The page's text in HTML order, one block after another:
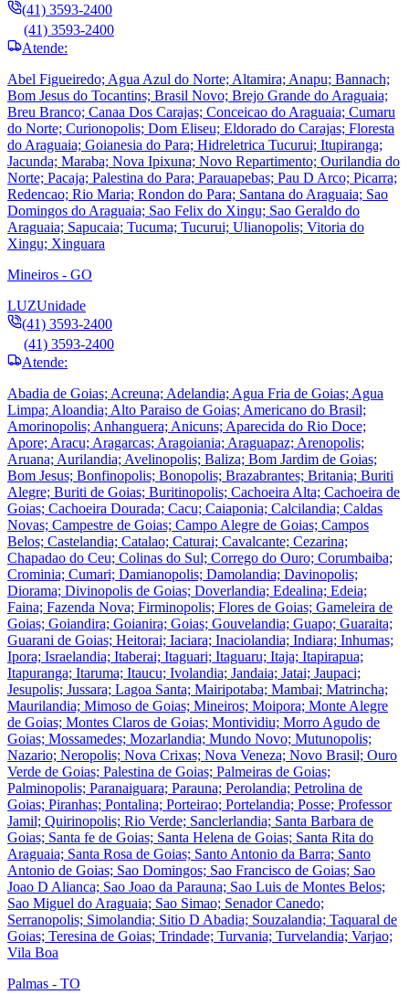
(41) 3593-2400
(41) 3593-2400
Atende:
Abel Figueiredo; Agua Azul do Norte; Altamira; Anapu; Bannach;
Bom Jesus do Tocantins; Brasil Novo; Brejo Grande do Araguaia;
Breu Branco; Canaa Dos Carajas; Conceicao do Araguaia; Cumaru
do Norte; Curionopolis; Dom Eliseu; Eldorado do Carajas; Floresta
do Araguaia; Goianesia do Para; Hidreletrica Tucurui; Itupiranga;
Jacunda; Maraba; Nova Ipixuna; Novo Repartimento; Ourilandia do
Norte; Pacaja; Palestina do Para; Parauapebas; Pau D Arco; Picarra;
Redencao; Rio Maria; Rondon do Para; Santana do Araguaia; Sao
Domingos do Araguaia; Sao Felix do Xingu; Sao Geraldo do
Araguaia; Sapucaia; Tucuma; Tucurui; Ulianopolis; Vitoria do
Xingu; Xinguara
Mineiros - GO
LUZUnidade
(41) 3593-2400
(41) 3593-2400
Atende:
Abadia de Goias; Acreuna; Adelandia; Agua Fria de Goias; Agua
Limpa; Aloandia; Alto Paraiso de Goias; Americano do Brasil;
Amorinopolis; Anhanguera; Anicuns; Aparecida do Rio Doce;
Apore; Aracu; Aragarcas; Aragoiania; Araguapaz; Arenopolis;
Aruana; Aurilandia; Avelinopolis; Baliza; Bom Jardim de Goias;
Bom Jesus; Bonfinopolis; Bonopolis; Brazabrantes; Britania; Buriti
Alegre; Buriti de Goias; Buritinopolis; Cachoeira Alta; Cachoeira de
Goias; Cachoeira Dourada; Cacu; Caiaponia; Calcilandia; Caldas
Novas; Campestre de Goias; Campo Alegre de Goias; Campos
Belos; Castelandia; Catalao; Caturai; Cavalcante; Cezarina;
Chapadao do Ceu; Colinas do Sul; Corrego do Ouro; Corumbaiba;
Crominia; Cumari; Damianopolis; Damolandia; Davinopolis;
Diorama; Divinopolis de Goias; Doverlandia; Edealina; Edeia;
Faina; Fazenda Nova; Firminopolis; Flores de Goias; Gameleira de
Goias; Goiandira; Goianira; Goias; Gouvelandia; Guapo; Guaraita;
Guarani de Goias; Heitorai; Iaciara; Inaciolandia; Indiara; Inhumas;
Ipora; Israelandia; Itaberai; Itaguari; Itaguaru; Itaja; Itapirapua;
Itapuranga; Itaruma; Itaucu; Ivolandia; Jandaia; Jatai; Jaupaci;
Jesupolis; Jussara; Lagoa Santa; Mairipotaba; Mambai; Matrincha;
Maurilandia; Mimoso de Goias; Mineiros; Moipora; Monte Alegre
de Goias; Montes Claros de Goias; Montividiu; Morro Agudo de
Goias; Mossamedes; Mozarlandia; Mundo Novo; Mutunopolis;
Nazario; Neropolis; Nova Crixas; Nova Veneza; Novo Brasil; Ouro
Verde de Goias; Palestina de Goias; Palmeiras de Goias;
Palminopolis; Paranaiguara; Parauna; Perolandia; Petrolina de
Goias; Piranhas; Pontalina; Porteirao; Portelandia; Posse; Professor
Jamil; Quirinopolis; Rio Verde; Sanclerlandia; Santa Barbara de
Goias; Santa fe de Goias; Santa Helena de Goias; Santa Rita do
Araguaia; Santa Rosa de Goias; Santo Antonio da Barra; Santo
Antonio de Goias; Sao Domingos; Sao Francisco de Goias; Sao
Joao D Alianca; Sao Joao da Parauna; Sao Luis de Montes Belos;
Sao Miguel do Araguaia; Sao Simao; Senador Canedo;
Serranopolis; Simolandia; Sitio D Abadia; Souzalandia; Taquaral de
Goias; Teresina de Goias; Trindade; Turvania; Turvelandia; Varjao;
Vila Boa
Palmas - TO